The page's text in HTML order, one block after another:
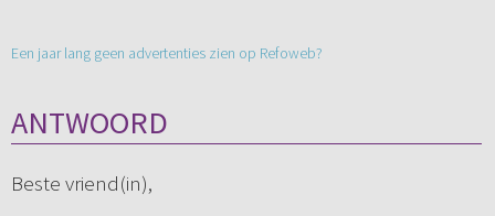
Een jaar lang geen advertenties zien op Refoweb?
ANTWOORD
Beste vriend(in),